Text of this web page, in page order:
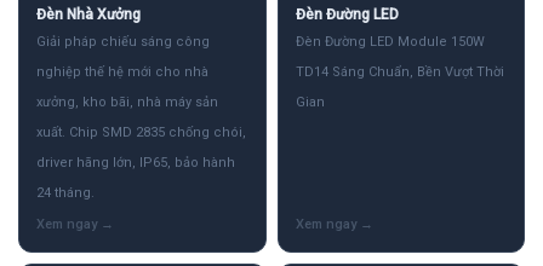
Đèn Nhà Xưởng
Giải pháp chiếu sáng công
nghiệp thế hệ mới cho nhà
xưởng, kho bãi, nhà máy sản
xuất. Chip SMD 2835 chống chói,
driver hãng lớn, IP65, bảo hành
24 tháng.
Đèn Đường LED
Đèn Đường LED Module 150W
TD14 Sáng Chuẩn, Bền Vượt Thời
Gian